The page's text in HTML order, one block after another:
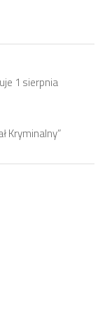
1 sierpnia
Kryminalny”